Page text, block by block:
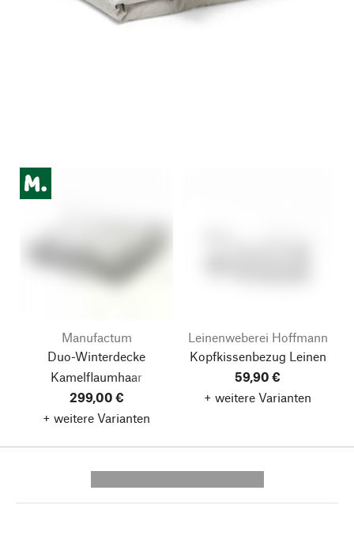
Manufactum
Duo-Winterdecke
Kamelflaumhaar
299,00 €
+ weitere Varianten
Leinenweberei Hoffmann
Kopfkissenbezug Leinen
59,90 €
+ weitere Varianten